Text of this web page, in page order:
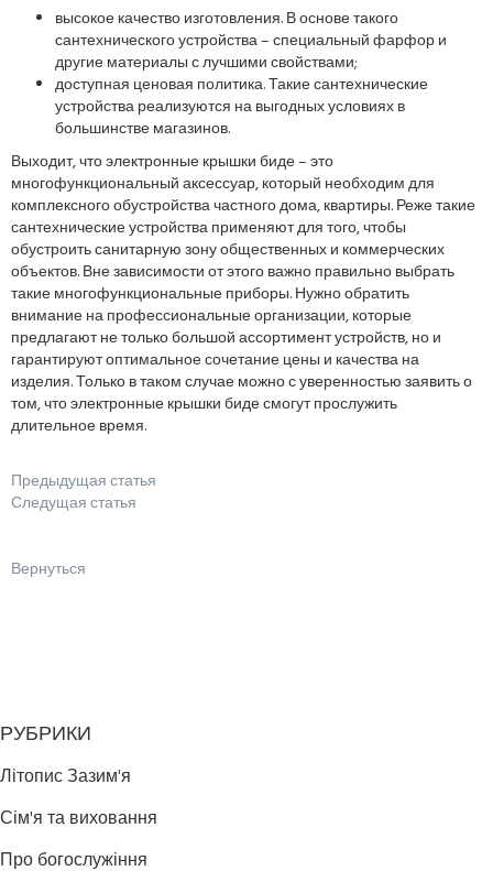
высокое качество изготовления. В основе такого
сантехнического устройства – специальный фарфор и
другие материалы с лучшими свойствами;
доступная ценовая политика. Такие сантехнические
устройства реализуются на выгодных условиях в
большинстве магазинов.
Выходит, что электронные крышки биде – это
многофункциональный аксессуар, который необходим для
комплексного обустройства частного дома, квартиры. Реже такие
сантехнические устройства применяют для того, чтобы
обустроить санитарную зону общественных и коммерческих
объектов. Вне зависимости от этого важно правильно выбрать
такие многофункциональные приборы. Нужно обратить
внимание на профессиональные организации, которые
предлагают не только большой ассортимент устройств, но и
гарантируют оптимальное сочетание цены и качества на
изделия. Только в таком случае можно с уверенностью заявить о
том, что электронные крышки биде смогут прослужить
длительное время.
Предыдущая статья
Следущая статья
Вернуться
РУБРИКИ
Літопис Зазим'я
Сім'я та виховання
Про богослужіння